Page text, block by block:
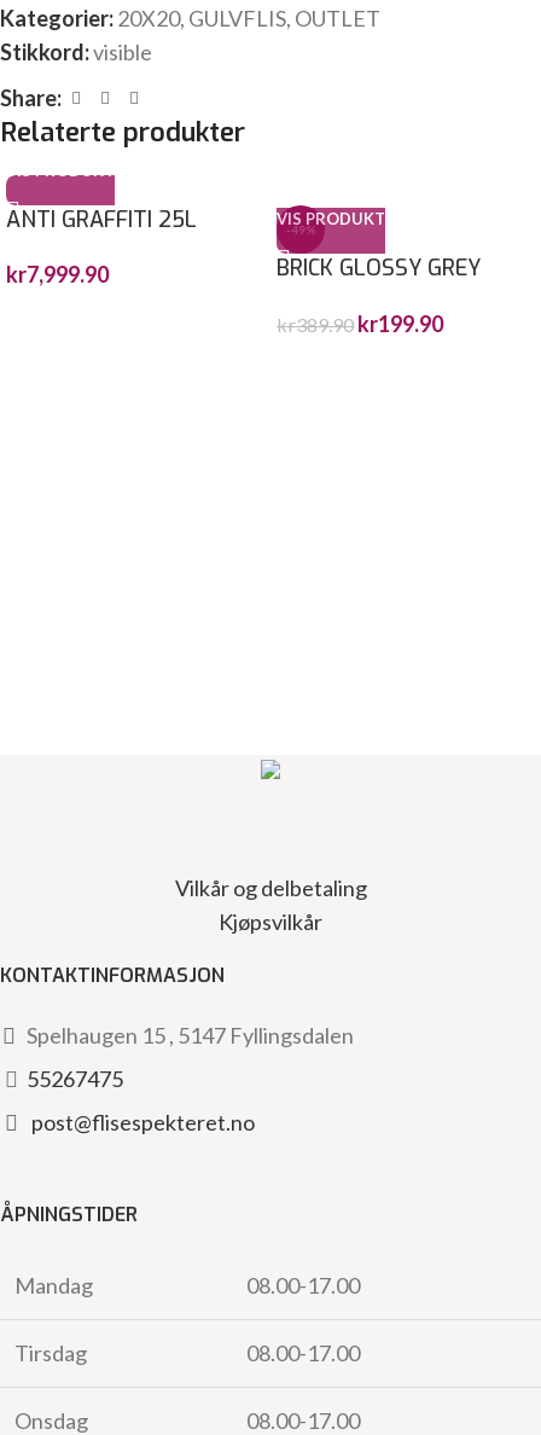
Kategorier:20X20, GULVFLIS, OUTLET
Stikkord:visible
Share:
Relaterte produkter
VIS PRODUKT
ANTI GRAFFITI 25L
kr7,999.90
-49%
VIS PRODUKT
BRICK GLOSSY GREY
kr389.90 kr199.90
Vilkår og delbetaling
Kjøpsvilkår
KONTAKTINFORMASJON
Spelhaugen 15 , 5147 Fyllingsdalen
55267475
post@flisespekteret.no
ÅPNINGSTIDER
Mandag 08.00-17.00
Tirsdag 08.00-17.00
Onsdag 08.00-17.00